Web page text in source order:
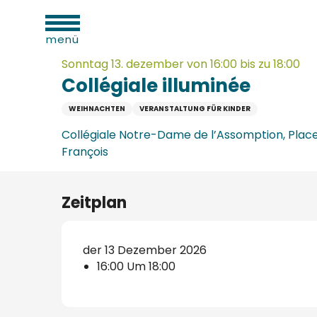
contenumenü
Startseite
Sonntag 13. dezember von 16:00 bis zu 18:00
Collégiale illuminée
WEIHNACHTEN VERANSTALTUNG FÜR KINDER
Collégiale Notre-Dame de l’Assomption,
François
Zeitplan
der 13 Dezember 2026
16:00 Um 18:00